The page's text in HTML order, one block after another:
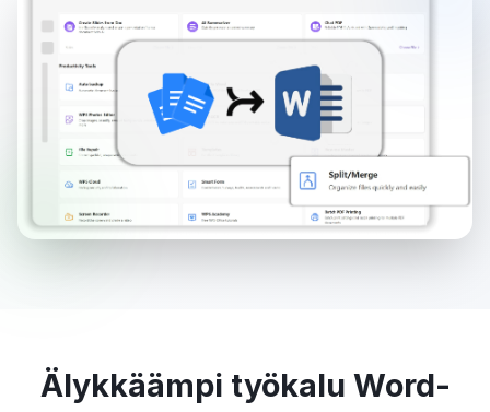
Älykkäämpi työkalu Word-